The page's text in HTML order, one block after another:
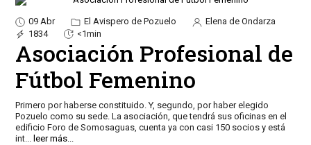
09 Abr El Avispero de Pozuelo
Elena de Ondarza
1834
<1min
Asociación Profesional de
Fútbol Femenino
Primero por haberse constituido. Y, segundo, por haber elegido
Pozuelo como su sede. La asociación, que tendrá sus oficinas en el
edificio Foro de Somosaguas, cuenta ya con casi 150 socios y está
int... leer más...